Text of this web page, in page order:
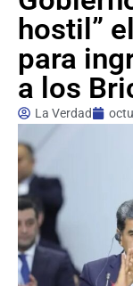
hostil”
para
a los
La Verdad